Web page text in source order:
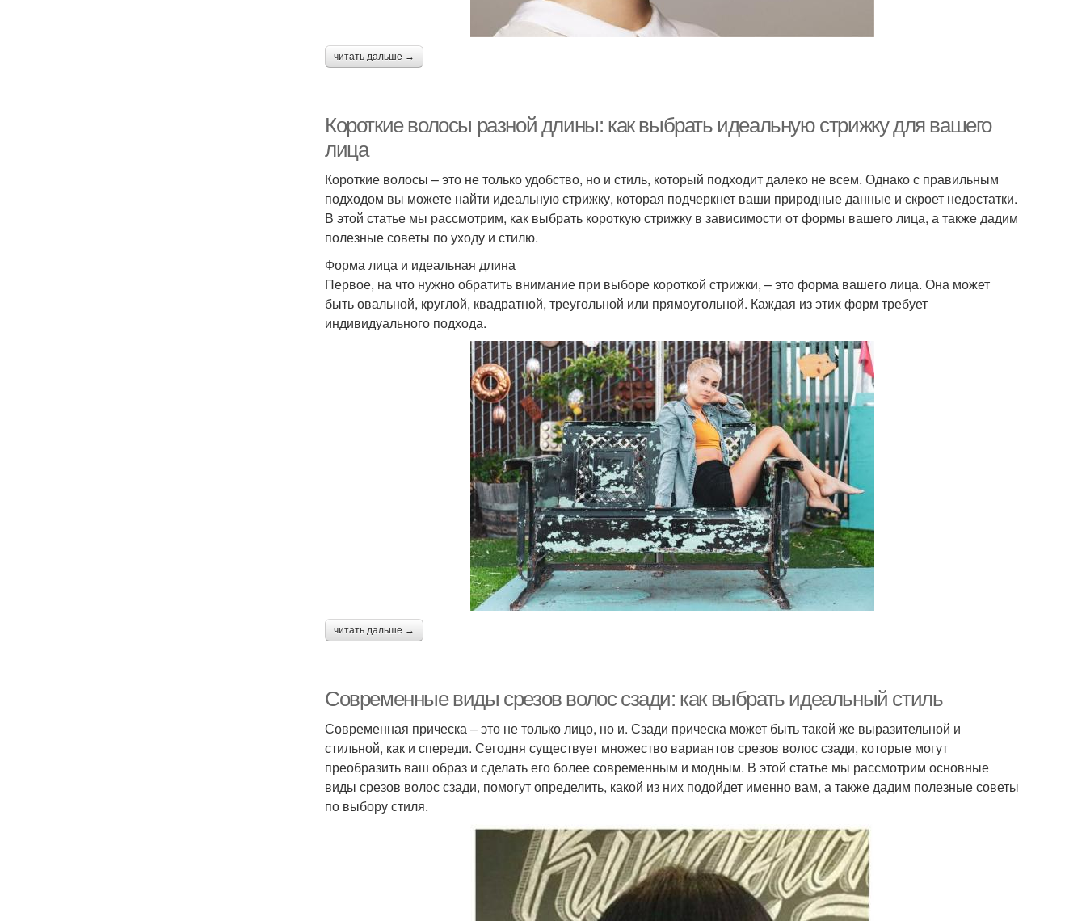
читать дальше →
Короткие волосы разной длины: как выбрать идеальную стрижку для вашего
лица
Короткие волосы – это не только удобство, но и стиль, который подходит далеко не всем. Однако с правильным
подходом вы можете найти идеальную стрижку, которая подчеркнет ваши природные данные и скроет недостатки.
В этой статье мы рассмотрим, как выбрать короткую стрижку в зависимости от формы вашего лица, а также дадим
полезные советы по уходу и стилю.
Форма лица и идеальная длина
Первое, на что нужно обратить внимание при выборе короткой стрижки, – это форма вашего лица. Она может
быть овальной, круглой, квадратной, треугольной или прямоугольной. Каждая из этих форм требует
индивидуального подхода.
читать дальше →
Современные виды срезов волос сзади: как выбрать идеальный стиль
Современная прическа – это не только лицо, но и. Сзади прическа может быть такой же выразительной и
стильной, как и спереди. Сегодня существует множество вариантов срезов волос сзади, которые могут
преобразить ваш образ и сделать его более современным и модным. В этой статье мы рассмотрим основные
виды срезов волос сзади, помогут определить, какой из них подойдет именно вам, а также дадим полезные советы
по выбору стиля.